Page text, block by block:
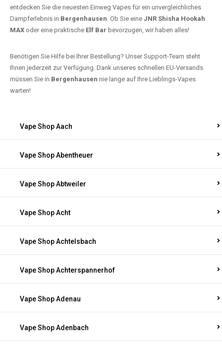
entdecken Sie die neuesten Einweg Vapes für ein unvergleichliches
Dampferlebnis in Bergenhausen. Ob Sie eine JNR Shisha Hookah
MAX oder eine praktische Elf Bar bevorzugen, wir haben alles!
Benötigen Sie Hilfe bei Ihrer Bestellung? Unser Support-Team steht
Ihnen jederzeit zur Verfügung. Dank unseres schnellen EU-Versands
müssen Sie in Bergenhausen nie lange auf Ihre Lieblings-Vapes
warten!
Vape Shop Aach
Vape Shop Abentheuer
Vape Shop Abtweiler
Vape Shop Acht
Vape Shop Achtelsbach
Vape Shop Achterspannerhof
Vape Shop Adenau
Vape Shop Adenbach